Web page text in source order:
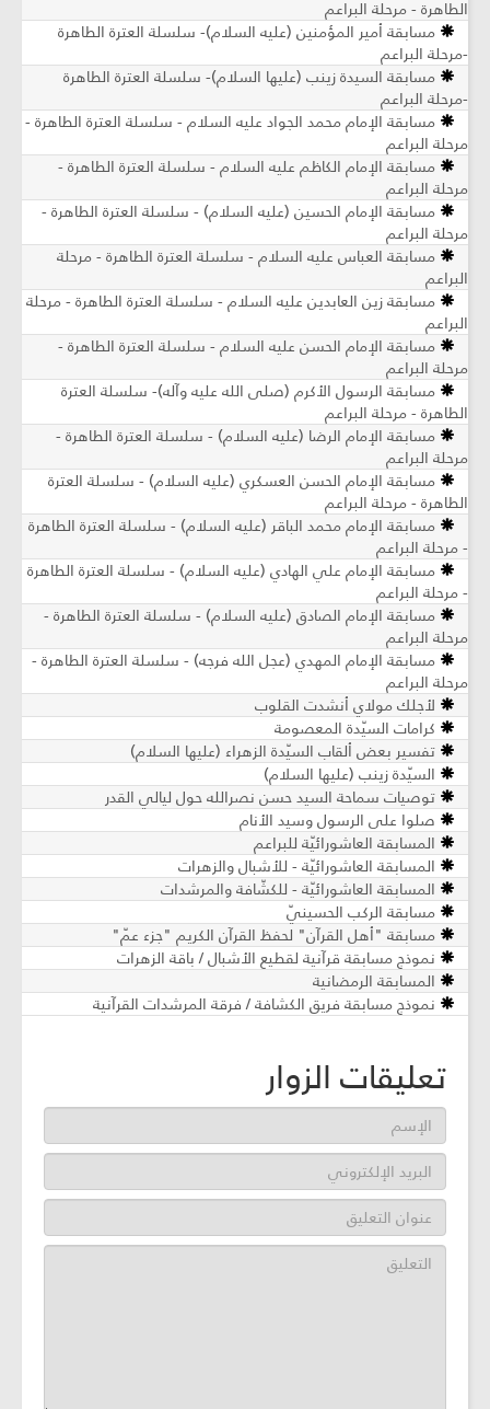
الطاهرة - مرحلة البراعم
مسابقة أمير المؤمنين (عليه السلام)- سلسلة العترة الطاهرة
-مرحلة البراعم
مسابقة السيدة زينب (عليها السلام)- سلسلة العترة الطاهرة
-مرحلة البراعم
مسابقة الإمام محمد الجواد عليه السلام - سلسلة العترة الطاهرة -
مرحلة البراعم
مسابقة الإمام الكاظم عليه السلام - سلسلة العترة الطاهرة -
مرحلة البراعم
مسابقة الإمام الحسين (عليه السلام) - سلسلة العترة الطاهرة -
مرحلة البراعم
مسابقة العباس عليه السلام - سلسلة العترة الطاهرة - مرحلة
البراعم
مسابقة زين العابدين عليه السلام - سلسلة العترة الطاهرة - مرحلة
البراعم
مسابقة الإمام الحسن عليه السلام - سلسلة العترة الطاهرة -
مرحلة البراعم
مسابقة الرسول الأكرم (صلى الله عليه وآله)- سلسلة العترة
الطاهرة - مرحلة البراعم
مسابقة الإمام الرضا (عليه السلام) - سلسلة العترة الطاهرة -
مرحلة البراعم
مسابقة الإمام الحسن العسكري (عليه السلام) - سلسلة العترة
الطاهرة - مرحلة البراعم
مسابقة الإمام محمد الباقر (عليه السلام) - سلسلة العترة الطاهرة
- مرحلة البراعم
مسابقة الإمام علي الهادي (عليه السلام) - سلسلة العترة الطاهرة
- مرحلة البراعم
مسابقة الإمام الصادق (عليه السلام) - سلسلة العترة الطاهرة -
مرحلة البراعم
مسابقة الإمام المهدي (عجل الله فرجه) - سلسلة العترة الطاهرة -
مرحلة البراعم
لأجلك مولاي أنشدت القلوب
كرامات السيّدة المعصومة
تفسير بعض ألقاب السيّدة الزهراء (عليها السلام)
السيّدة زينب (عليها السلام)
توصيات سماحة السيد حسن نصرالله حول ليالي القدر
صلوا على الرسول وسيد الأنام
المسابقة العاشورائيّة للبراعم
المسابقة العاشورائيّة - للأشبال والزهرات
المسابقة العاشورائيّة - للكشّافة والمرشدات
مسابقة الركب الحسينيّ
مسابقة "أهل القرآن" لحفظ القرآن الكريم "جزء عمّ"
نموذج مسابقة قرآنية لقطيع الأشبال / باقة الزهرات
المسابقة الرمضانية
نموذج مسابقة فريق الكشافة / فرقة المرشدات القرآنية
تعليقات الزوار